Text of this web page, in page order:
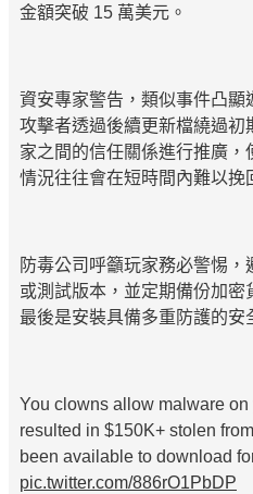
金額突破 15 萬美元。
資安專家警告，類似事件凸顯
攻擊者透過後續更新檔繞過
家之間的信任關係進行推廣
情況往往會在短時間內難以挽
防毒公司呼籲玩家務必警惕
或測試版本，並定期備份加密
最後是安裝具備多重防護的安
You clowns allow malware
resulted in $150K+ stolen
been available to download
pic.twitter.com/886rO1PbDP